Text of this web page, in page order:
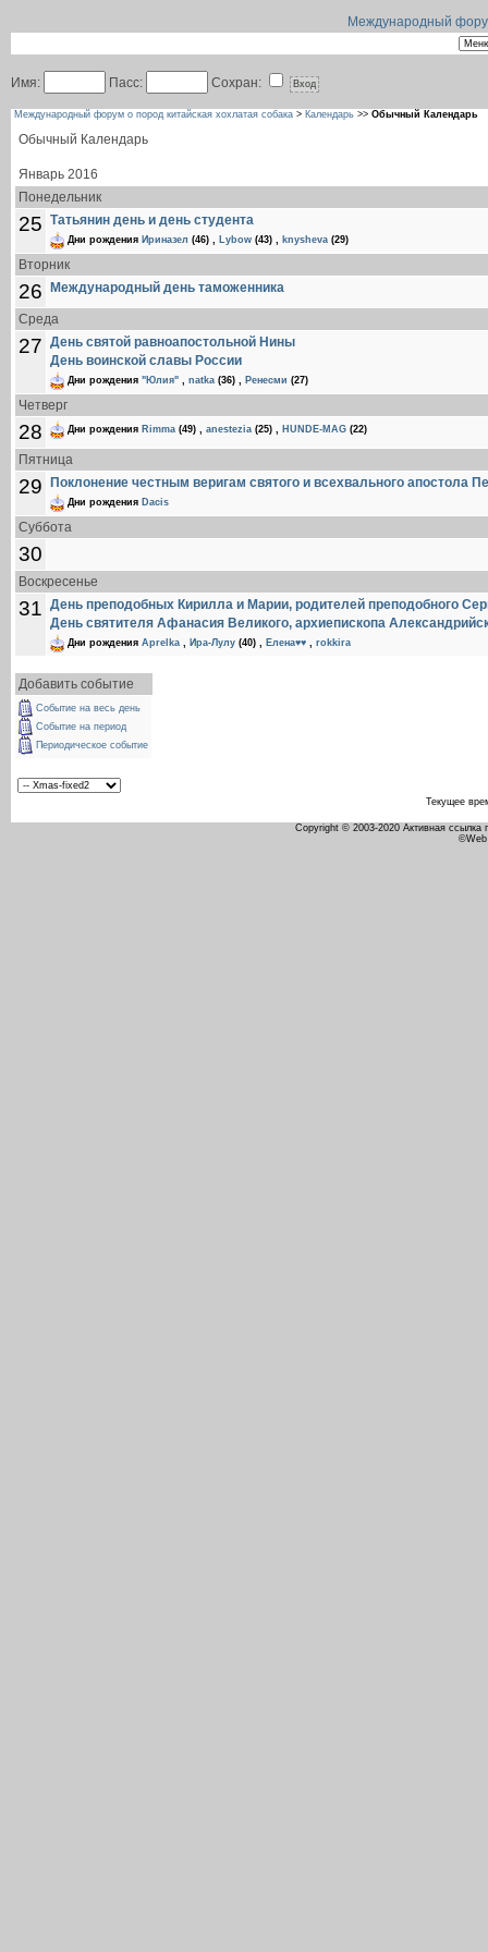
Международный
Имя: Пасс: Сохран:
Международный форум о пород китайская хохлатая собака > Календарь >> Обычный Календарь
Обычный Календарь
Январь 2016
Понедельник
25 Татьянин день и день студента
Дни рождения Ириназел (46) Lybow (43) knysheva (29)
Вторник
26 Международный день таможенника
Среда
27 День святой равноапостольной Нины
День воинской славы России
Дни рождения "Юлия" natka (36) Ренесми (27)
Четверг
28 Дни рождения Rimma (49) anestezia (25) HUNDE-MAG (22)
Пятница
29 Поклонение честным веригам святого и всехвального апостола
Дни рождения Dacis
Суббота
30
Воскресенье
31 День преподобных Кирилла и Марии, родителей преподобного
День святителя Афанасия Великого, архиепископа
Дни рождения Aprelka Ира-Лулу (40) Елена♥♥ rokkira
Добавить событие
Событие на весь день
Событие на период
Периодическое событие
Текущее
Copyright © 2003-2020 Активная ссылка